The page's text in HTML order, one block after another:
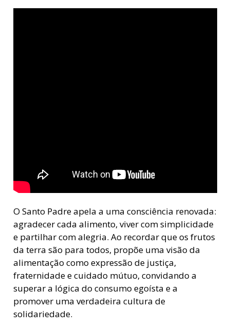
O Santo Padre apela a uma consciência renovada:
agradecer cada alimento, viver com simplicidade
e partilhar com alegria. Ao recordar que os frutos
da terra são para todos, propõe uma visão da
alimentação como expressão de justiça,
fraternidade e cuidado mútuo, convidando a
superar a lógica do consumo egoísta e a
promover uma verdadeira cultura de
solidariedade.